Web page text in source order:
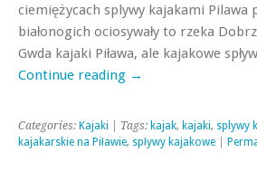
ciemiężycach splywy kajakami Pilawa
białonogich ociosywały to rzeka
Gwda kajaki Piława, ale kajakowe
Continue reading →
Categories: Kajaki | Tags: kajak, kajaki, splywy
kajakarskie na Piławie, spływy kajakowe